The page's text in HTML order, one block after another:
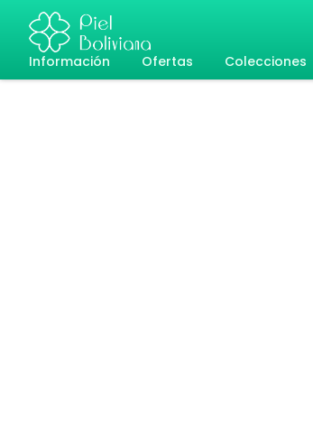
contenido
Información
Ofertas Colecciones